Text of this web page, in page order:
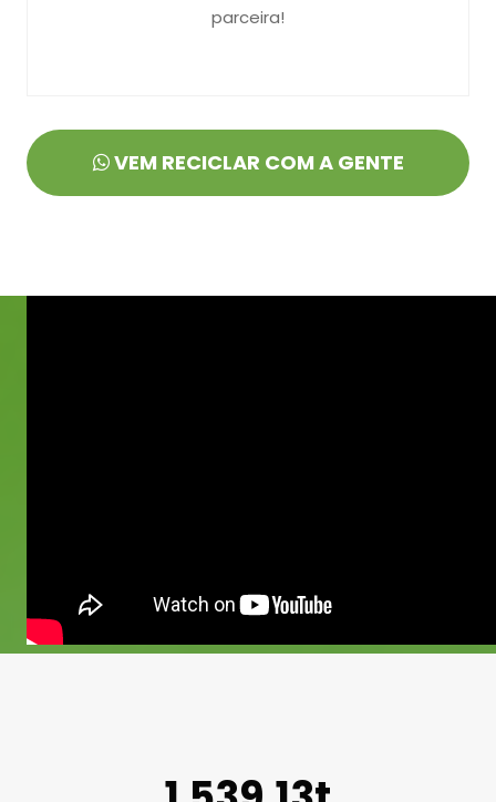
parceira!
VEM RECICLAR COM A GENTE